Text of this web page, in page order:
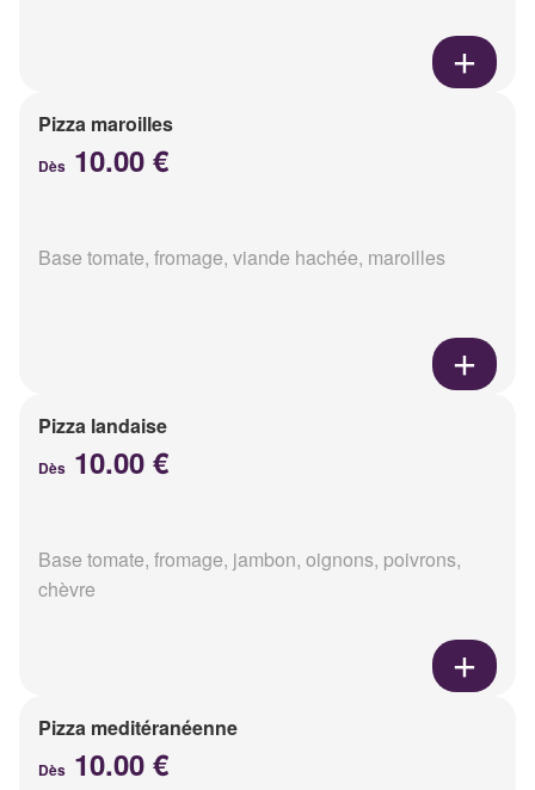
Pizza maroilles
Dès 10.00 €
Base tomate, fromage, viande hachée, maroilles
Pizza landaise
Dès 10.00 €
Base tomate, fromage, jambon, oignons, poivrons,
chèvre
Pizza meditéranéenne
Dès 10.00 €